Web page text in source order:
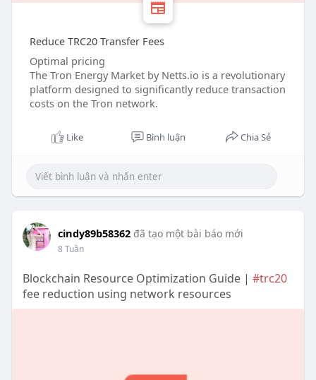
Reduce TRC20 Transfer Fees
Optimal pricing
The Tron Energy Market by Netts.io is a revolutionary
platform designed to significantly reduce transaction
costs on the Tron network.
Like Bình luận Chia Sẻ
cindy89b58362 đã tạo một bài báo mới
8 Tuần
Blockchain Resource Optimization Guide | #trc20
fee reduction using network resources